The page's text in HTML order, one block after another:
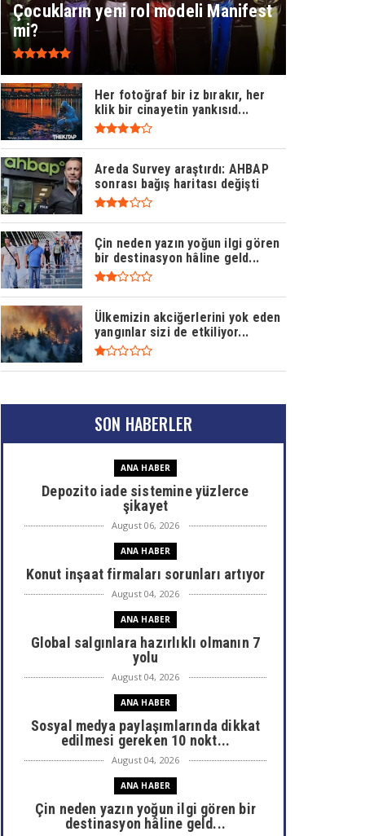
Çocukların yeni rol modeli Manifest
mi?
Her fotoğraf bir iz bırakır, her
klik bir cinayetin yankısıd...
Areda Survey araştırdı: AHBAP
sonrası bağış haritası değişti
Çin neden yazın yoğun ilgi gören
bir destinasyon hâline geld...
Ülkemizin akciğerlerini yok eden
yangınlar sizi de etkiliyor...
SON HABERLER
ANA HABER
Depozito iade sistemine yüzlerce
şikayet
August 06, 2026
ANA HABER
Konut inşaat firmaları sorunları artıyor
August 04, 2026
ANA HABER
Global salgınlara hazırlıklı olmanın 7
yolu
August 04, 2026
ANA HABER
Sosyal medya paylaşımlarında dikkat
edilmesi gereken 10 nokt...
August 04, 2026
ANA HABER
Çin neden yazın yoğun ilgi gören bir
destinasyon hâline geld...